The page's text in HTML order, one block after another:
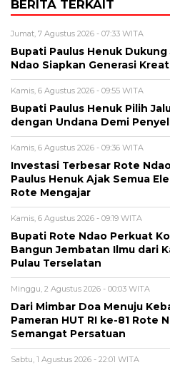
BERITA TERKAIT
Jumat, 7 Agustus 2026 - 07:33 WITA
Bupati Paulus Henuk Dukung
Ndao Siapkan Generasi
Kamis, 6 Agustus 2026 - 09:55 WITA
Bupati Paulus Henuk Pilih
dengan Undana Demi
Kamis, 6 Agustus 2026 - 09:36 WITA
Investasi Terbesar Rote
Paulus Henuk Ajak Semua
Rote Mengajar
Kamis, 6 Agustus 2026 - 09:19 WITA
Bupati Rote Ndao Perkuat
Bangun Jembatan Ilmu dari
Pulau Terselatan
Minggu, 2 Agustus 2026 - 00:03 WITA
Dari Mimbar Doa Menuju
Pameran HUT RI ke-81 Rote
Semangat Persatuan
Sabtu, 1 Agustus 2026 - 22:01 WITA